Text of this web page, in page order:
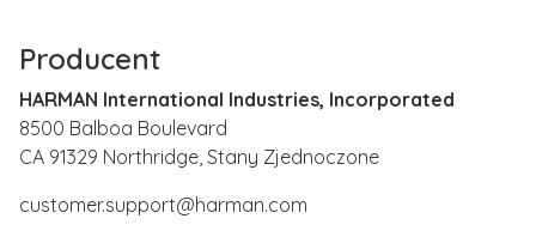
Producent
HARMAN International Industries, Incorporated
8500 Balboa Boulevard
CA 91329 Northridge, Stany Zjednoczone
customer.support@harman.com